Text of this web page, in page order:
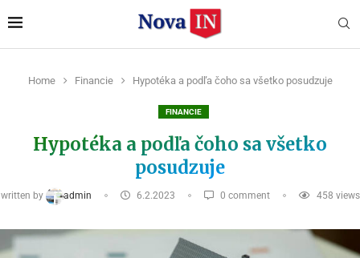
Home Financie Hypotéka a podľa čoho sa všetko posudzuje
FINANCIE
Hypotéka a podľa čoho sa všetko
posudzuje
written by admin 6.2.2023 0 comment 458 views